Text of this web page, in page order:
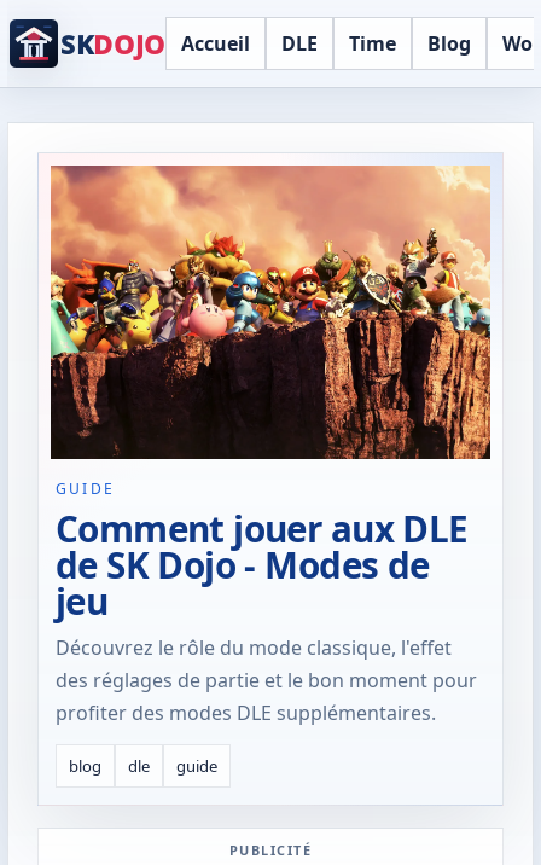
SKDOJO Accueil DLE Time Blog
GUIDE
Comment jouer aux DLE
de SK Dojo - Modes de
jeu
Découvrez le rôle du mode classique, l'effet
des réglages de partie et le bon moment pour
profiter des modes DLE supplémentaires.
blog dle guide
PUBLICITÉ